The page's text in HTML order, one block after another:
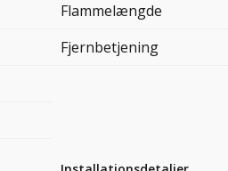
Flammelængde
Fjernbetjening